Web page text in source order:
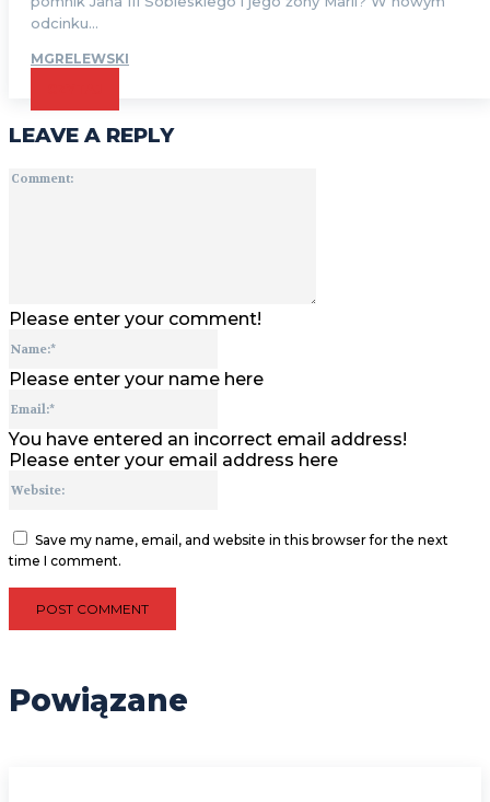
odcinku...
MGRELEWSKI
LEAVE A REPLY
Please enter your comment!
Please enter your name here
You have entered an incorrect email address!
Please enter your email address here
Save my name, email, and website in this browser for the next
time I comment.
Powiązane